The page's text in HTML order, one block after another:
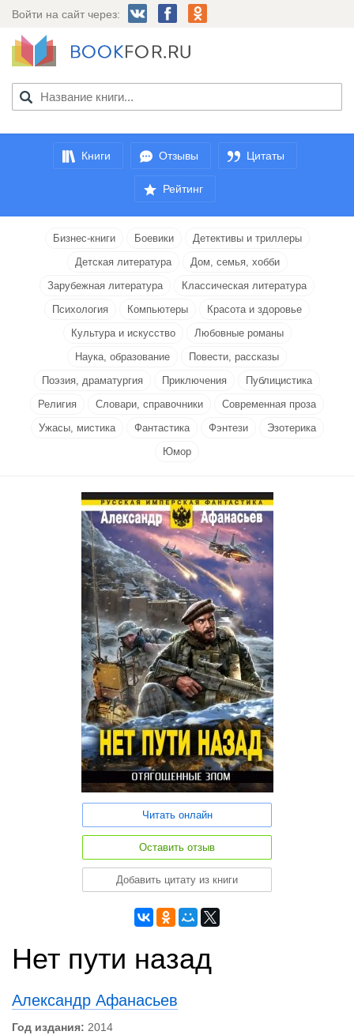
Войти на сайт через:
Книги Отзывы Цитаты
Рейтинг
Бизнес-книги Боевики
Детективы и триллеры
Детская литература
Дом, семья, хобби
Зарубежная литература
Классическая литература
Психология
Компьютеры
Красота и здоровье
Культура и искусство
Любовные романы
Наука, образование
Повести, рассказы
Поэзия, драматургия
Приключения
Публицистика
Религия
Словари, справочники
Современная проза
Ужасы, мистика
Фантастика Фэнтези
Эзотерика
Юмор
Читать онлайн
Оставить отзыв
Добавить цитату из книги
Нет пути назад
Александр Афанасьев
Год издания: 2014